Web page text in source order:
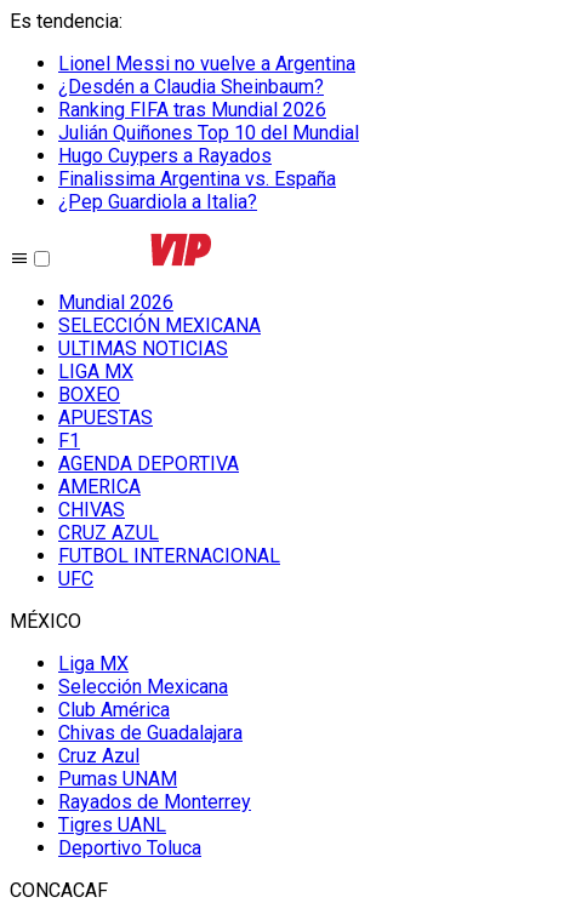
Es tendencia:
Lionel Messi no vuelve a Argentina
¿Desdén a Claudia Sheinbaum?
Ranking FIFA tras Mundial 2026
Julián Quiñones Top 10 del Mundial
Hugo Cuypers a Rayados
Finalissima Argentina vs. España
¿Pep Guardiola a Italia?
Mundial 2026
SELECCIÓN MEXICANA
ULTIMAS NOTICIAS
LIGA MX
BOXEO
APUESTAS
F1
AGENDA DEPORTIVA
AMERICA
CHIVAS
CRUZ AZUL
FUTBOL INTERNACIONAL
UFC
MÉXICO
Liga MX
Selección Mexicana
Club América
Chivas de Guadalajara
Cruz Azul
Pumas UNAM
Rayados de Monterrey
Tigres UANL
Deportivo Toluca
CONCACAF